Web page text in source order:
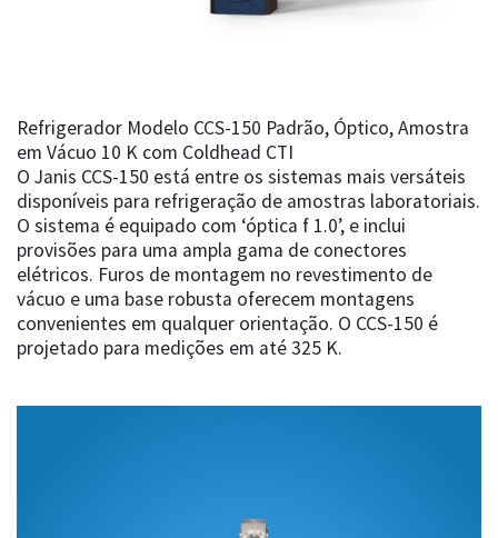
Refrigerador Modelo CCS-150 Padrão, Óptico, Amostra
em Vácuo 10 K com Coldhead CTI
O Janis CCS-150 está entre os sistemas mais versáteis
disponíveis para refrigeração de amostras laboratoriais.
O sistema é equipado com ‘óptica f 1.0’, e inclui
provisões para uma ampla gama de conectores
elétricos. Furos de montagem no revestimento de
vácuo e uma base robusta oferecem montagens
convenientes em qualquer orientação. O CCS-150 é
projetado para medições em até 325 K.